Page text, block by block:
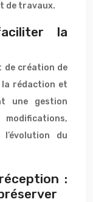
de travaux.
la
de création de
rédaction et
une gestion
du
: